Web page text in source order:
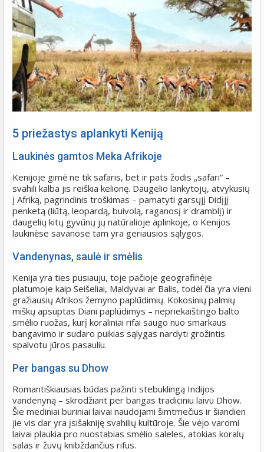
5 priežastys aplankyti Keniją
Laukinės gamtos Meka Afrikoje
Kenijoje gimė ne tik safaris, bet ir pats žodis „safari“ –
svahili kalba jis reiškia kelionę. Daugelio lankytojų, atvykusių
į Afriką, pagrindinis troškimas – pamatyti garsųjį Didįjį
penketą (liūtą, leopardą, buivolą, raganosį ir dramblį) ir
daugelių kitų gyvūnų jų natūralioje aplinkoje, o Kenijos
laukinėse savanose tam yra geriausios sąlygos.
Vandenynas, saulė ir smėlis
Kenija yra ties pusiauju, toje pačioje geografinėje
platumoje kaip Seišeliai, Maldyvai ar Balis, todėl čia yra vieni
gražiausių Afrikos žemyno paplūdimių. Kokosinių palmių
miškų apsuptas Diani paplūdimys – nepriekaištingo balto
smėlio ruožas, kurį koraliniai rifai saugo nuo smarkaus
bangavimo ir sudaro puikias sąlygas nardyti grožintis
spalvotu jūros pasauliu.
Per bangas su Dhow
Romantiškiausias būdas pažinti stebuklingą Indijos
vandenyną – skrodžiant per bangas tradiciniu laivu Dhow.
Šie mediniai buriniai laivai naudojami šimtmečius ir šiandien
jie vis dar yra įsišakniję svahilių kultūroje. Šie vėjo varomi
laivai plaukia pro nuostabias smėlio saleles, atokias koralų
salas ir žuvų knibždančius rifus.